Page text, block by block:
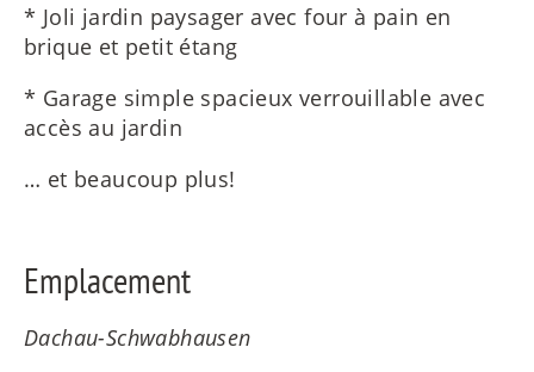
* Joli jardin paysager avec four à pain en
brique et petit étang
* Garage simple spacieux verrouillable avec
accès au jardin
… et beaucoup plus!
Emplacement
Dachau-Schwabhausen